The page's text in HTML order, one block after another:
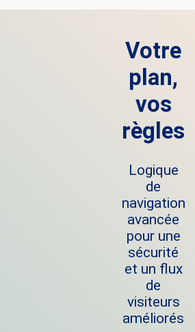
Votre
plan,
vos
règles
Logique
de
navigation
avancée
pour une
sécurité
et un flux
de
visiteurs
améliorés